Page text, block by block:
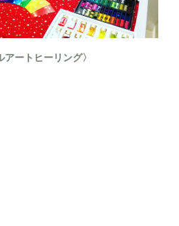
アートヒーリング〉